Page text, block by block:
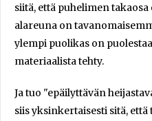
siitä, että puhelimen
alareuna on
ylempi puolikas on
materiaalista tehty.
Ja tuo "epäilyttävän
siis yksinkertaisesti sitä,